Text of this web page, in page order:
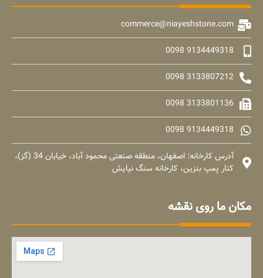
commerce@niayeshstone.com
9134449318 0098
3133807212 0098
3133801136 0098
9134449318 0098
آدرس کارخانه: اصفهان، منطقه صنعتی محمود آباد، خیابان 34 (گز)،
کنار پمپ بنزین، کارخانه سنگ نیایش
مکان ما روی نقشه